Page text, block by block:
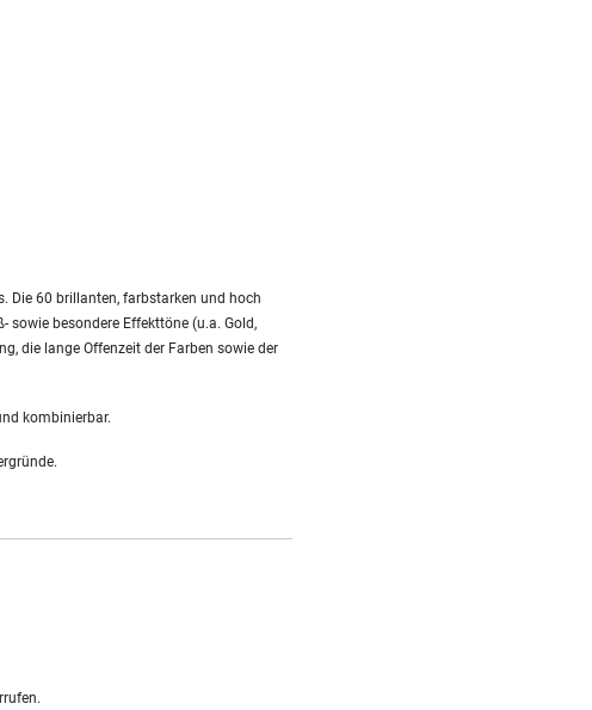
Die 60 brillanten, farbstarken und hoch
sowie besondere Effekttöne (u.a. Gold,
die lange Offenzeit der Farben sowie der
kombinierbar.